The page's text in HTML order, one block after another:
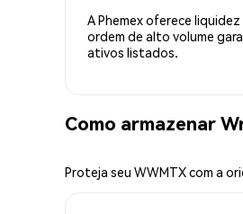
A Phemex oferece
ordem de alto volume
ativos listados.
Como armazenar
Proteja seu WWMTX com a